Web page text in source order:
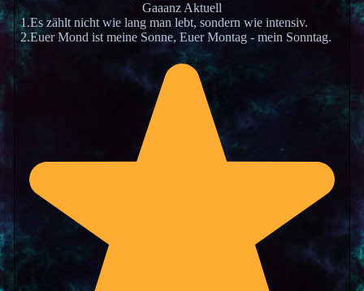
Gaaanz Aktuell
1.Es zählt nicht wie lang man lebt, sondern wie intensiv.
2.Euer Mond ist meine Sonne, Euer Montag - mein Sonntag.